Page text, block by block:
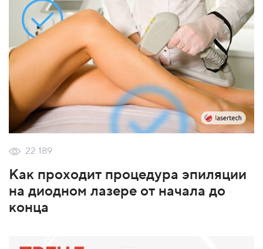
22 189
Как проходит процедура эпиляции
на диодном лазере от начала до
конца